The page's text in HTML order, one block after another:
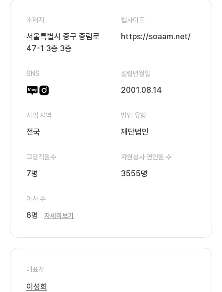
소재지
서울특별시 중구 중림로
47-1 3층 3층
웹사이트
https://soaam.net/
SNS 설립년월일
2001.08.14
사업 지역
전국
법인 유형
재단법인
고용직원수
7명
자원봉사 연인원 수
3555명
이사 수
6명 자세히보기
대표자
이성희